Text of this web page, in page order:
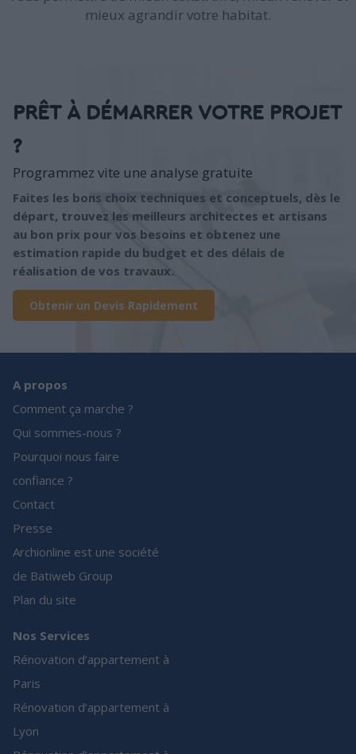
mieux agrandir votre habitat.
PRÊT À DÉMARRER VOTRE PROJET
?
Programmez vite une analyse gratuite
Faites les bons choix techniques et conceptuels, dès le
départ, trouvez les meilleurs architectes et artisans
au bon prix pour vos besoins et obtenez une
estimation rapide du budget et des délais de
réalisation de vos travaux.
Obtenir un Devis Rapidement
A propos
Comment ça marche ?
Qui sommes-nous ?
Pourquoi nous faire
confiance ?
Contact
Presse
Archionline est une société
de Batiweb Group
Plan du site
Nos Services
Rénovation d’appartement à
Paris
Rénovation d’appartement à
Lyon